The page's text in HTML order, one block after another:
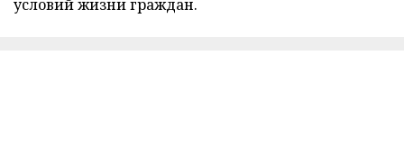
условий жизни граждан.